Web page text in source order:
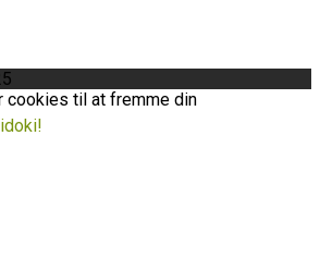
cookies til at fremme din